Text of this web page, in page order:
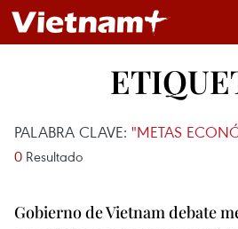
PALABRA CLAVE: "METAS
0 Resultado
Gobierno de Vietnam debate